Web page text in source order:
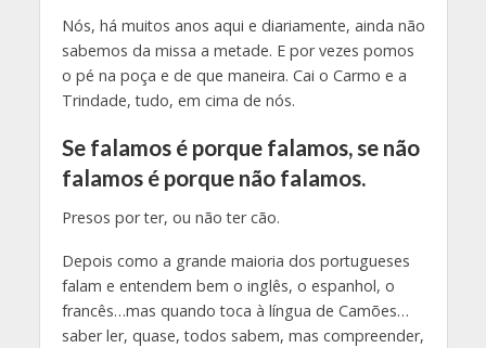
Nós, há muitos anos aqui e diariamente, ainda não
sabemos da missa a metade. E por vezes pomos
o pé na poça e de que maneira. Cai o Carmo e a
Trindade, tudo, em cima de nós.
Se falamos é porque falamos, se não
falamos é porque não falamos.
Presos por ter, ou não ter cão.
Depois como a grande maioria dos portugueses
falam e entendem bem o inglês, o espanhol, o
francês…mas quando toca à língua de Camões…
saber ler, quase, todos sabem, mas compreender,